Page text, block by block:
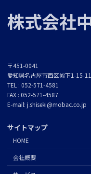
株式会社
〒451-0041
愛知県名古屋市西区幅下1-15-11
TEL : 052-571-4581
FAX : 052-571-4587
E-mail: j.shiseki@mobac.co.jp
サイトマップ
HOME
会社概要